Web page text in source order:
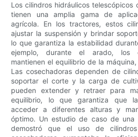
Los cilindros hidráulicos telescópicos
tienen una amplia gama de
agrícola. En los tractores, estos
ajustar la suspensión y brindar
lo que garantiza la estabilidad
ejemplo, durante el arado, los
mantienen el equilibrio de la
Las cosechadoras dependen de
soportar el corte y la carga de
pueden extender y retraer para
equilibrio, lo que garantiza que
acceder a diferentes alturas y
óptimo. Un estudio de caso de una
demostró que el uso de